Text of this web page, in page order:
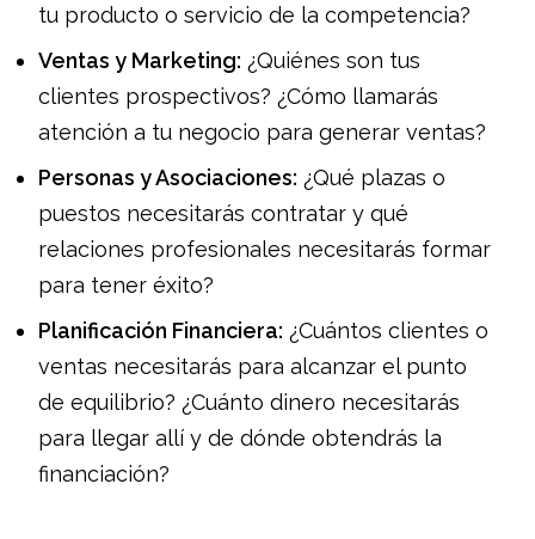
tu producto o servicio de la competencia?
Ventas y Marketing: ¿Quiénes son tus
clientes prospectivos? ¿Cómo llamarás
atención a tu negocio para generar ventas?
Personas y Asociaciones: ¿Qué plazas o
puestos necesitarás contratar y qué
relaciones profesionales necesitarás formar
para tener éxito?
Planificación Financiera: ¿Cuántos clientes o
ventas necesitarás para alcanzar el punto
de equilibrio? ¿Cuánto dinero necesitarás
para llegar allí y de dónde obtendrás la
financiación?